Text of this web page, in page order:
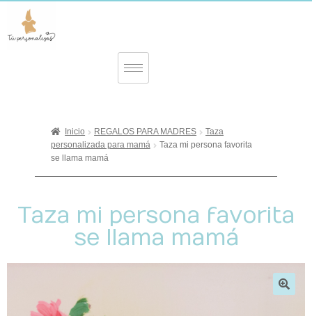
Inicio REGALOS PARA MADRES
Taza
personalizada para mamá
Taza mi persona favorita
se llama mamá
Taza mi persona favorita
se llama mamá